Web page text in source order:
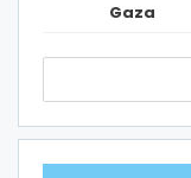
Gaza